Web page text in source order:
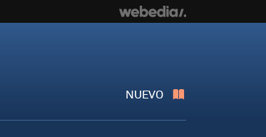
NUEVO